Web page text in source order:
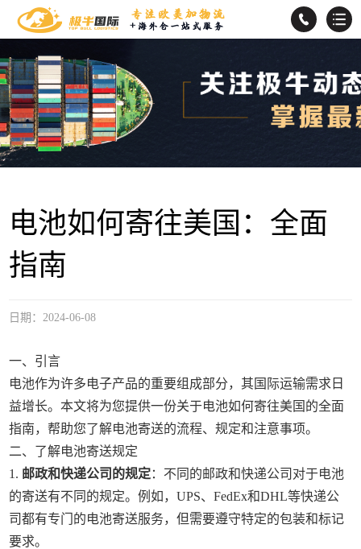
电池如何寄往美国：全面
指南
日期：2024-06-08
一、引言
电池作为许多电子产品的重要组成部分，其国际运输需求日
益增长。本文将为您提供一份关于电池如何寄往美国的全面
指南，帮助您了解电池寄送的流程、规定和注意事项。
二、了解电池寄送规定
1. 邮政和快递公司的规定：不同的邮政和快递公司对于电池
的寄送有不同的规定。例如，UPS、FedEx和DHL等快递公
司都有专门的电池寄送服务，但需要遵守特定的包装和标记
要求。